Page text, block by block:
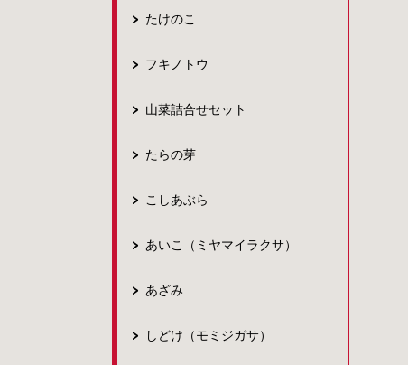
たけのこ
フキノトウ
山菜詰合せセット
たらの芽
こしあぶら
あいこ（ミヤマイラクサ）
あざみ
しどけ（モミジガサ）